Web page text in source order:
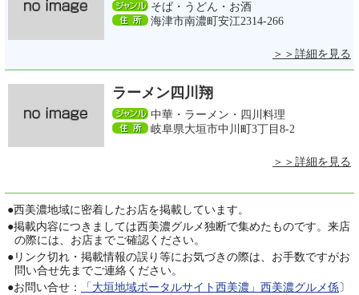
そば・うどん・お酒
海津市南濃町安江2314-266
＞＞詳細を見る
ラーメン四川翔
中華・ラーメン・四川料理
岐阜県大垣市中川町3丁目8-2
＞＞詳細を見る
●西美濃地域に密着したお店を掲載しています。
●掲載内容につきましては西美濃グルメ独断で集めたものです。来店
の際には、お店までご確認ください。
● リンク切れ・掲載情報の誤り等にお気づきの際は、お手数ですがお
問い合せ先までご連絡ください。
●お問い合せ： 「大垣地域ポータルサイト西美濃」西美濃グルメ係 〕